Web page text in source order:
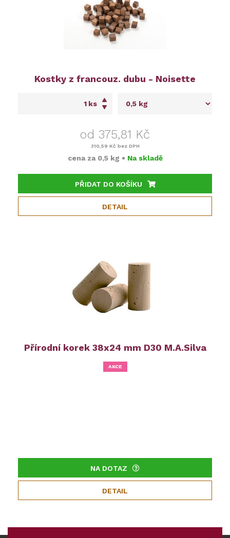
Kostky z francouz. dubu - Noisette
ks
od 375,81 Kč
310,59 Kč bez DPH
cena za 0,5 kg • Na skladě
PŘIDAT DO KOŠÍKU
DETAIL
Přírodní korek 38x24 mm D30 M.A.Silva
AKCE
NA DOTAZ
DETAIL